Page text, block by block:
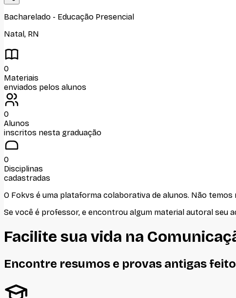
Bacharelado - Educação Presencial
Natal, RN
0
Materiais
enviados pelos alunos
0
Alunos
inscritos nesta graduação
0
Disciplinas
cadastradas
O Fokvs é uma plataforma colaborativa de alunos. Não temos
Se você é professor, e encontrou algum material autoral seu
Facilite sua vida na
Encontre resumos e provas antigas